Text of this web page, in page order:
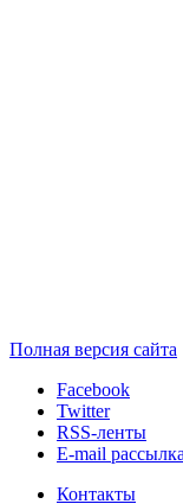
Полная версия сайта
Facebook
Twitter
RSS-ленты
E-mail рассылка
Контакты